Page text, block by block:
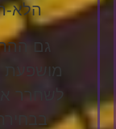
הלא-
גם
לשחרר